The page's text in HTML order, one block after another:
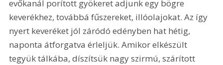
evőkanál porított gyökeret adjunk egy bögre
keverékhez, továbbá fűszereket, illóolajokat. Az így
nyert keveréket jól záródó edényben hat hétig,
naponta átforgatva érleljük. Amikor elkészült
tegyük tálkába, díszítsük nagy szirmú, szárított